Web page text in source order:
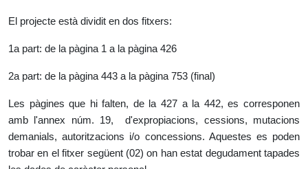
El projecte està dividit en dos fitxers:
1a part: de la pàgina 1 a la pàgina 426
2a part: de la pàgina 443 a la pàgina 753 (final)
Les pàgines que hi falten, de la 427 a la 442, es corresponen
amb l'annex núm. 19, d'expropiacions, cessions, mutacions
demanials, autoritzacions i/o concessions. Aquestes es poden
trobar en el fitxer següent (02) on han estat degudament tapades